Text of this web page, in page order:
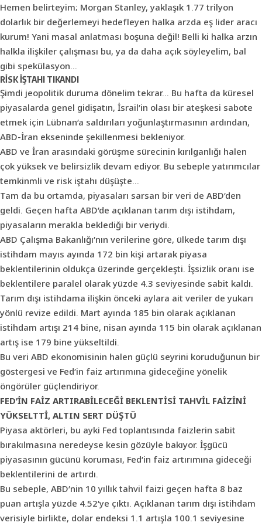
Hemen belirteyim; Morgan Stanley, yaklaşık 1.77 trilyon
dolarlık bir değerlemeyi hedefleyen halka arzda eş lider aracı
kurum! Yani masal anlatması boşuna değil! Belli ki halka arzın
halkla ilişkiler çalışması bu, ya da daha açık söyleyelim, bal
gibi spekülasyon…
RİSK İŞTAHI TIKANDI
Şimdi jeopolitik duruma dönelim tekrar… Bu hafta da küresel
piyasalarda genel gidişatın, İsrail’in olası bir ateşkesi sabote
etmek için Lübnan’a saldırıları yoğunlaştırmasının ardından,
ABD-İran ekseninde şekillenmesi bekleniyor.
ABD ve İran arasındaki görüşme sürecinin kırılganlığı halen
çok yüksek ve belirsizlik devam ediyor. Bu sebeple yatırımcılar
temkinmli ve risk iştahı düşüşte…
Tam da bu ortamda, piyasaları sarsan bir veri de ABD’den
geldi. Geçen hafta ABD’de açıklanan tarım dışı istihdam,
piyasaların merakla beklediği bir veriydi.
ABD Çalışma Bakanlığı’nın verilerine göre, ülkede tarım dışı
istihdam mayıs ayında 172 bin kişi artarak piyasa
beklentilerinin oldukça üzerinde gerçekleşti. İşsizlik oranı ise
beklentilere paralel olarak yüzde 4.3 seviyesinde sabit kaldı.
Tarım dışı istihdama ilişkin önceki aylara ait veriler de yukarı
yönlü revize edildi. Mart ayında 185 bin olarak açıklanan
istihdam artışı 214 bine, nisan ayında 115 bin olarak açıklanan
artış ise 179 bine yükseltildi.
Bu veri ABD ekonomisinin halen güçlü seyrini koruduğunun bir
göstergesi ve Fed’in faiz artırımına gideceğine yönelik
öngörüler güçlendiriyor.
FED’İN FAİZ ARTIRABİLECEĞİ BEKLENTİSİ TAHVİL FAİZİNİ
YÜKSELTTİ, ALTIN SERT DÜŞTÜ
Piyasa aktörleri, bu ayki Fed toplantısında faizlerin sabit
bırakılmasına neredeyse kesin gözüyle bakıyor. İşgücü
piyasasının gücünü koruması, Fed’in faiz artırımına gideceği
beklentilerini de artırdı.
Bu sebeple, ABD’nin 10 yıllık tahvil faizi geçen hafta 8 baz
puan artışla yüzde 4.52’ye çıktı. Açıklanan tarım dışı istihdam
verisiyle birlikte, dolar endeksi 1.1 artışla 100.1 seviyesine